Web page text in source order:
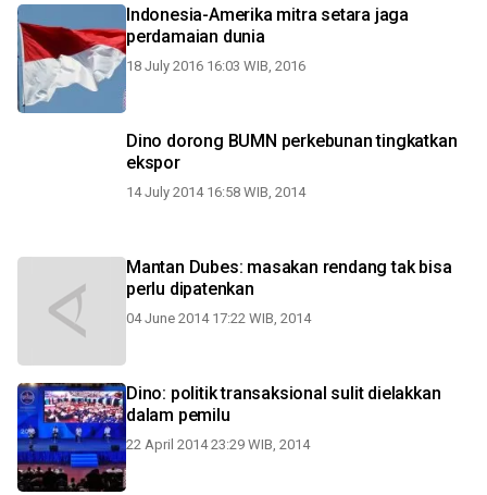
Indonesia-Amerika mitra setara jaga
perdamaian dunia
18 July 2016 16:03 WIB, 2016
Dino dorong BUMN perkebunan tingkatkan
ekspor
14 July 2014 16:58 WIB, 2014
Mantan Dubes: masakan rendang tak bisa
perlu dipatenkan
04 June 2014 17:22 WIB, 2014
Dino: politik transaksional sulit dielakkan
dalam pemilu
22 April 2014 23:29 WIB, 2014